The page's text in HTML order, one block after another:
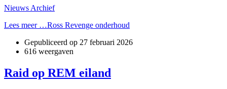
Nieuws Archief
Lees meer …Ross Revenge onderhoud
Gepubliceerd op 27 februari 2026
616 weergaven
Raid op REM eiland